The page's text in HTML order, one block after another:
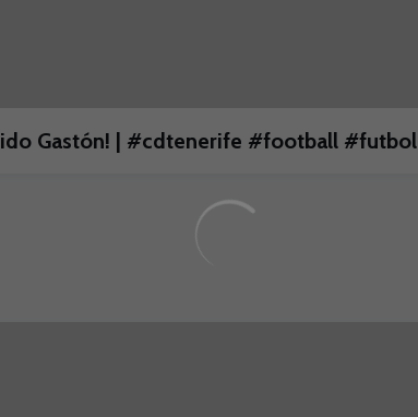
Gastón! | #cdtenerife #football #futbol